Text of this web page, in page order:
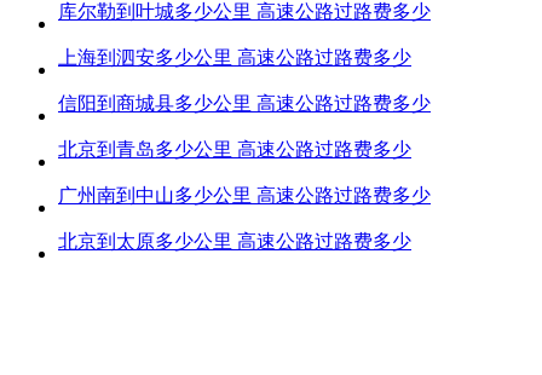
库尔勒到叶城多少公里 高速公路过路费多少
上海到泗安多少公里 高速公路过路费多少
信阳到商城县多少公里 高速公路过路费多少
北京到青岛多少公里 高速公路过路费多少
广州南到中山多少公里 高速公路过路费多少
北京到太原多少公里 高速公路过路费多少